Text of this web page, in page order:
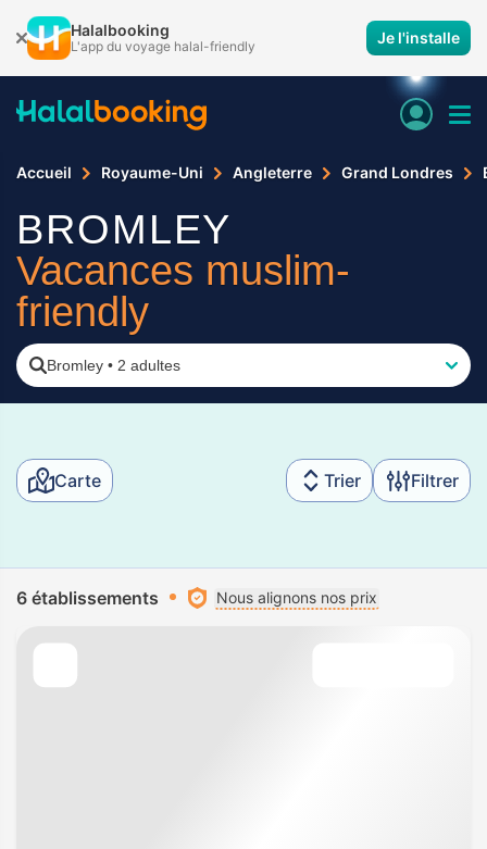
Halalbooking
L'app du voyage halal-friendly Je l'installe
Accueil Royaume-Uni Angleterre Grand Londres
BROMLEY
Vacances muslim-
friendly
Bromley • 2 adultes
Carte Trier Filtrer
6 établissements Nous alignons nos prix